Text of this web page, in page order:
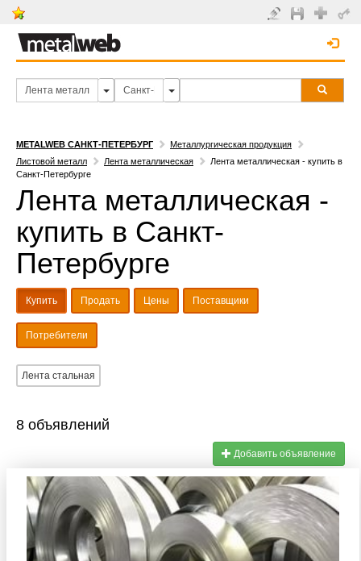
METALWEB САНКТ-ПЕТЕРБУРГ
Металлургическая продукция
Листовой металл
Лента металлическая
Лента металлическая - купить в
Санкт-Петербурге
Лента металлическая -
купить в Санкт-
Петербурге
Купить Продать Цены Поставщики
Потребители
Лента стальная
8 объявлений
Добавить объявление